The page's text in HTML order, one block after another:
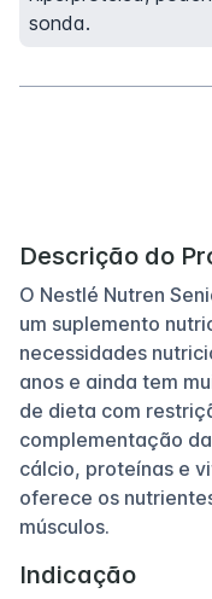
sonda.
Descrição do
O Nestlé Nutren
um suplemento
necessidades
anos e ainda tem
de dieta com
complementação
cálcio, proteínas e
oferece os
músculos.
Indicação